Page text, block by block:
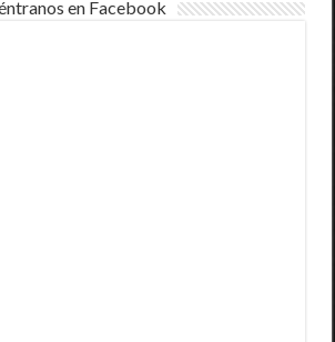
en Facebook